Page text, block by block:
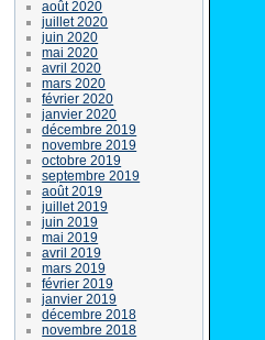
août 2020
juillet 2020
juin 2020
mai 2020
avril 2020
mars 2020
février 2020
janvier 2020
décembre 2019
novembre 2019
octobre 2019
septembre 2019
août 2019
juillet 2019
juin 2019
mai 2019
avril 2019
mars 2019
février 2019
janvier 2019
décembre 2018
novembre 2018